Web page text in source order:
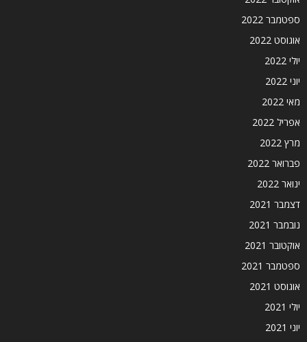
ספטמבר 2022
אוגוסט 2022
יולי 2022
יוני 2022
מאי 2022
אפריל 2022
מרץ 2022
פברואר 2022
ינואר 2022
דצמבר 2021
נובמבר 2021
אוקטובר 2021
ספטמבר 2021
אוגוסט 2021
יולי 2021
יוני 2021